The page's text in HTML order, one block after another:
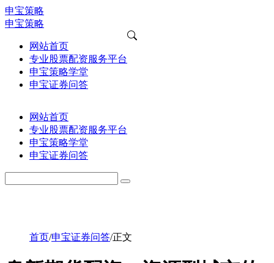
申宝策略
申宝策略
网站首页
专业股票配资服务平台
申宝策略学堂
申宝证券问答
网站首页
专业股票配资服务平台
申宝策略学堂
申宝证券问答
首页/申宝证券问答/正文